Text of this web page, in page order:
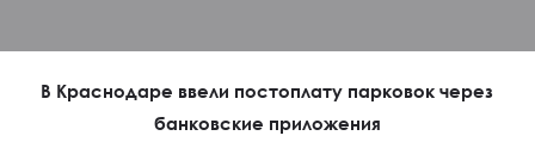
В Краснодаре ввели постоплату парковок через
банковские приложения